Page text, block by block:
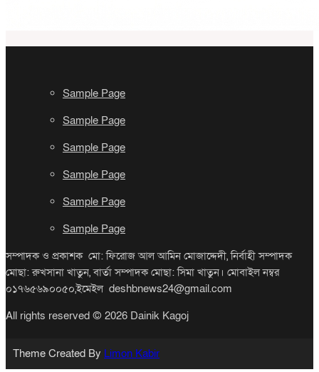
Sample Page
Sample Page
Sample Page
Sample Page
Sample Page
Sample Page
সম্পাদক ও প্রকাশক মো: ফিরোজ আল আমিন মোজাদ্দেদী, নির্বাহী সম্পাদক
মোছা: রুখসানা খাতুন, বার্তা সম্পাদক মোছা: সিমা খাতুন। মোবাইল নম্বর
০১৭৬৫৬৯০০৫০,ইমেইল deshbnews24@gmail.com
All rights reserved © 2026 Dainik Kagoj
Theme Created By Limon Kabir